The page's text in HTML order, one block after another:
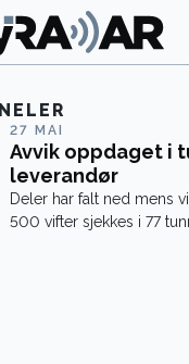
27 MAI
Avvik oppdaget i
leverandør
Deler har falt ned mens
500 vifter sjekkes i 77